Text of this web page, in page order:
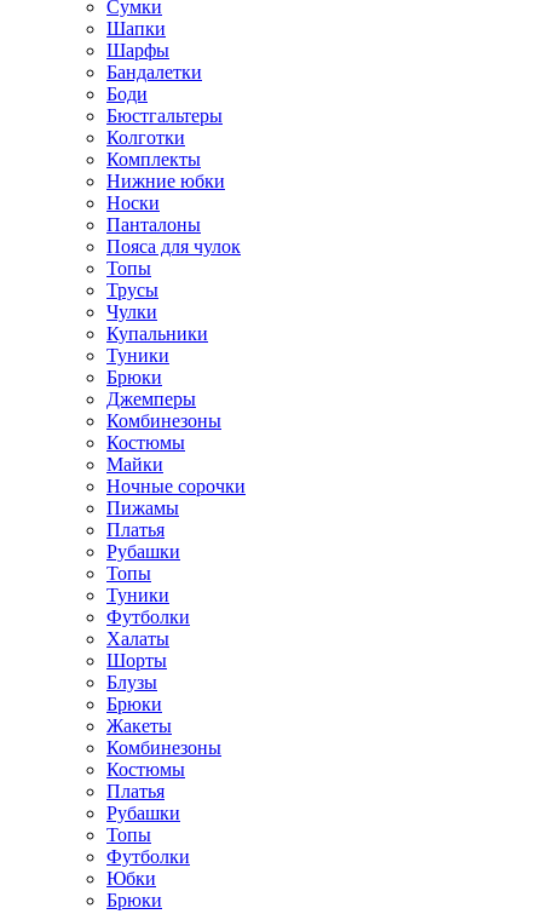
Сумки
Шапки
Шарфы
Бандалетки
Боди
Бюстгальтеры
Колготки
Комплекты
Нижние юбки
Носки
Панталоны
Поясa для чулок
Топы
Трусы
Чулки
Купальники
Туники
Брюки
Джемперы
Комбинезоны
Костюмы
Майки
Ночные сорочки
Пижамы
Платья
Рубашки
Топы
Туники
Футболки
Халаты
Шорты
Блузы
Брюки
Жакеты
Комбинезоны
Костюмы
Платья
Рубашки
Топы
Футболки
Юбки
Брюки